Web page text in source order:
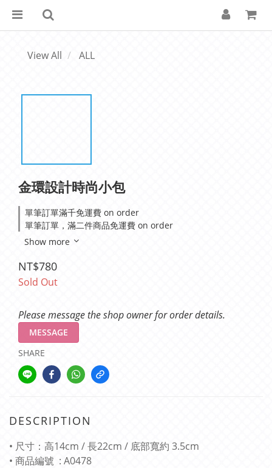
View All ALL
金環設計時尚小包
單筆訂單滿千免運費 on order
單筆訂單，滿二件商品免運費 on order
Show more
NT$780
Sold Out
Please message the shop owner for order details.
MESSAGE
SHARE
DESCRIPTION
• 尺寸：高14cm / 長22cm / 底部寬約 3.5cm
• 商品編號 : A0478